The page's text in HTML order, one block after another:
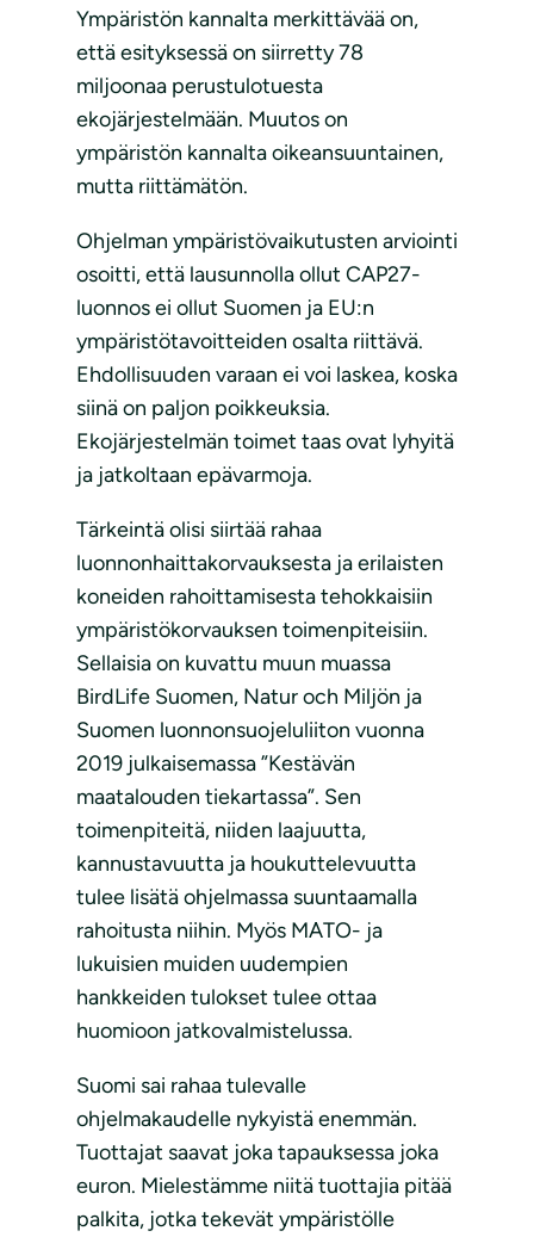
Ympäristön kannalta merkittävää on,
että esityksessä on siirretty 78
miljoonaa perustulotuesta
ekojärjestelmään. Muutos on
ympäristön kannalta oikeansuuntainen,
mutta riittämätön.
Ohjelman ympäristövaikutusten arviointi
osoitti, että lausunnolla ollut CAP27-
luonnos ei ollut Suomen ja EU:n
ympäristötavoitteiden osalta riittävä.
Ehdollisuuden varaan ei voi laskea, koska
siinä on paljon poikkeuksia.
Ekojärjestelmän toimet taas ovat lyhyitä
ja jatkoltaan epävarmoja.
Tärkeintä olisi siirtää rahaa
luonnonhaittakorvauksesta ja erilaisten
koneiden rahoittamisesta tehokkaisiin
ympäristökorvauksen toimenpiteisiin.
Sellaisia on kuvattu muun muassa
BirdLife Suomen, Natur och Miljön ja
Suomen luonnonsuojeluliiton vuonna
2019 julkaisemassa ”Kestävän
maatalouden tiekartassa”. Sen
toimenpiteitä, niiden laajuutta,
kannustavuutta ja houkuttelevuutta
tulee lisätä ohjelmassa suuntaamalla
rahoitusta niihin. Myös MATO- ja
lukuisien muiden uudempien
hankkeiden tulokset tulee ottaa
huomioon jatkovalmistelussa.
Suomi sai rahaa tulevalle
ohjelmakaudelle nykyistä enemmän.
Tuottajat saavat joka tapauksessa joka
euron. Mielestämme niitä tuottajia pitää
palkita, jotka tekevät ympäristölle